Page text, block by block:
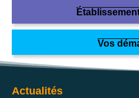
Vos
Actualités